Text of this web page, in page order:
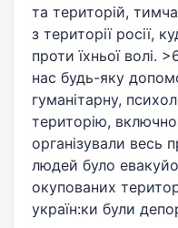
та територій,
з території росії,
проти їхньої волі.
нас будь-яку
гуманітарну,
територію,
організували весь
людей було
окупованих
україн:ки були